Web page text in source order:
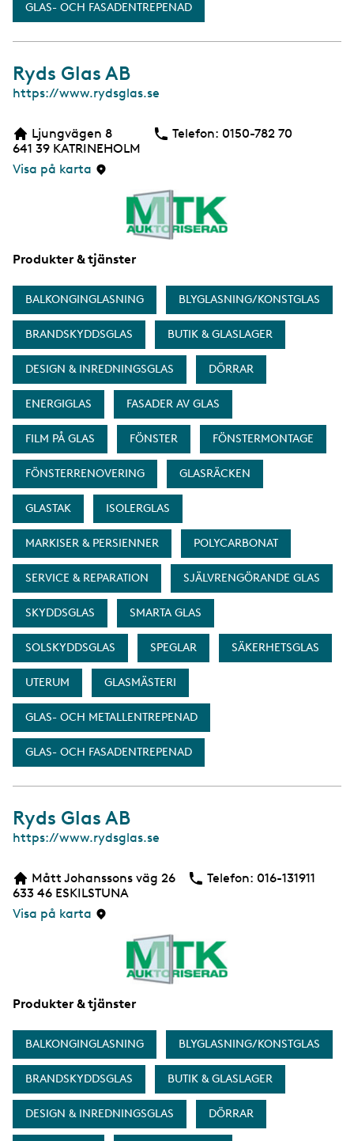
GLAS- OCH FASADENTREPENAD
Ryds Glas AB
W
b
s
i
https://www.rydsglas.se
Ljungvägen 8
641 39 KATRINEHOLM
Visa på karta
Telefon: Telefon
0150-782 70
Produkter & tjänster
BALKONGINGLASNING BLYGLASNING/KONSTGLAS
BRANDSKYDDSGLAS BUTIK & GLASLAGER
DESIGN & INREDNINGSGLAS DÖRRAR
ENERGIGLAS FASADER AV GLAS
FILM PÅ GLAS FÖNSTER FÖNSTERMONTAGE
FÖNSTERRENOVERING GLASRÄCKEN
GLASTAK ISOLERGLAS
MARKISER & PERSIENNER POLYCARBONAT
SERVICE & REPARATION SJÄLVRENGÖRANDE GLAS
SKYDDSGLAS SMARTA GLAS
SOLSKYDDSGLAS SPEGLAR SÄKERHETSGLAS
UTERUM GLASMÄSTERI
GLAS- OCH METALLENTREPENAD
GLAS- OCH FASADENTREPENAD
Ryds Glas AB
W
b
s
i
https://www.rydsglas.se
Mått Johanssons väg 26
633 46 ESKILSTUNA
Visa på karta
Telefon: Telefon
016-131911
Produkter & tjänster
BALKONGINGLASNING BLYGLASNING/KONSTGLAS
BRANDSKYDDSGLAS BUTIK & GLASLAGER
DESIGN & INREDNINGSGLAS DÖRRAR